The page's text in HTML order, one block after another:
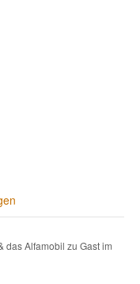
das Alfamobil zu Gast im